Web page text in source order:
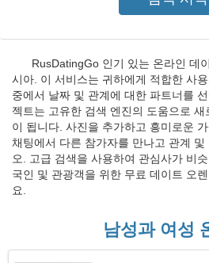
RusDatingGo 인기 있는 온라인 데
시아. 이 서비스는 귀하에게 적합한 사
중에서 날짜 및 관계에 대한 파트너를
젝트는 고유한 검색 엔진의 도움으로
이 됩니다. 사진을 추가하고 흥미로운
채팅에서 다른 참가자를 만나고 관계
오. 고급 검색을 사용하여 관심사가 비
국인 및 관광객을 위한 무료 데이트 오
요.
남성과 여성